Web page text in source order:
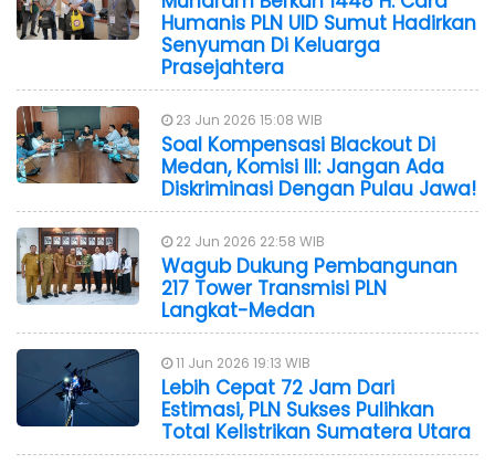
Humanis PLN UID Sumut Hadirkan
Senyuman Di Keluarga
Prasejahtera
23 Jun 2026 15:08 WIB
Soal Kompensasi Blackout Di
Medan, Komisi III: Jangan Ada
Diskriminasi Dengan Pulau Jawa!
22 Jun 2026 22:58 WIB
Wagub Dukung Pembangunan
217 Tower Transmisi PLN
Langkat-Medan
11 Jun 2026 19:13 WIB
Lebih Cepat 72 Jam Dari
Estimasi, PLN Sukses Pulihkan
Total Kelistrikan Sumatera Utara